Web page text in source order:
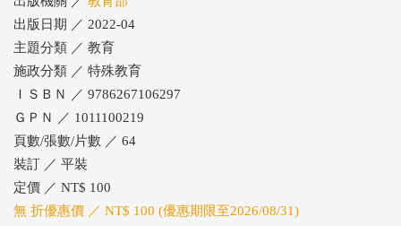
出版日期 ／ 2022-04
主題分類 ／ 教育
施政分類 ／ 特殊教育
ＩＳＢＮ ／ 9786267106297
ＧＰＮ ／ 1011100219
頁數/張數/片數 ／ 64
裝訂 ／ 平裝
定價 ／ NT$ 100
無 折優惠價 ／ NT$ 100 (優惠期限至2026/08/31)